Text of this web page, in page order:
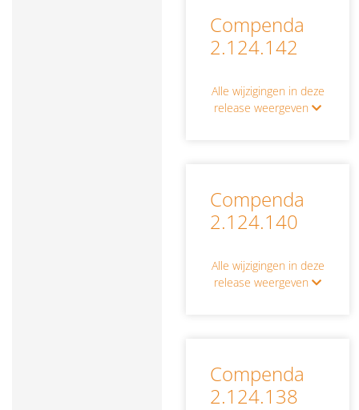
Compenda
2.124.142
Alle wijzigingen in deze
release weergeven
Compenda
2.124.140
Alle wijzigingen in deze
release weergeven
Compenda
2.124.138